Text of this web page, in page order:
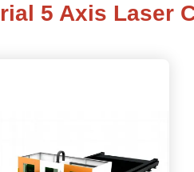
5 Axis Laser